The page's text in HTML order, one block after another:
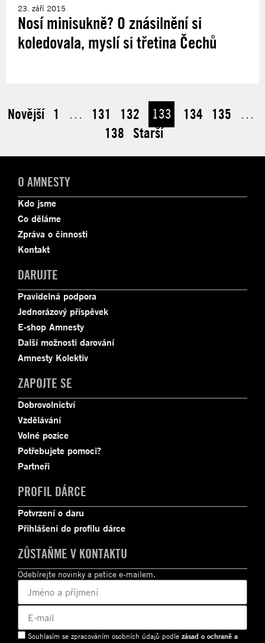
23. září 2015
Nosí minisukně? O znásilnění si
koledovala, myslí si třetina Čechů
Novější 1 … 131 132 133 134 135
…
138 Starší
O AMNESTY
Kdo jsme
Co děláme
Zpráva o činnosti
Kontakt
DARUJTE
Pravidelná podpora
Jednorázový příspěvek
E-shop Amnesty
Další možnosti darování
Amnesty Kolektiv
ZAPOJTE SE
Dobrovolnictví
Vzdělávání
Volné pozice
Potřebujete pomoci?
Partneři
PROFIL DÁRCE
Potvrzení o daru
Přihlášení do profilu dárce
ZŮSTAŇME V KONTAKTU
Odebírejte novinky a petice e-mailem.
Souhlasím se zpracováním osobních údajů podle zásad o ochraně a